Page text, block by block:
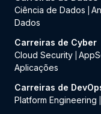
Ciência de Dados
Dados
Carreiras de Cyber
Cloud Security
Aplicações
Carreiras de
Platform Engineering